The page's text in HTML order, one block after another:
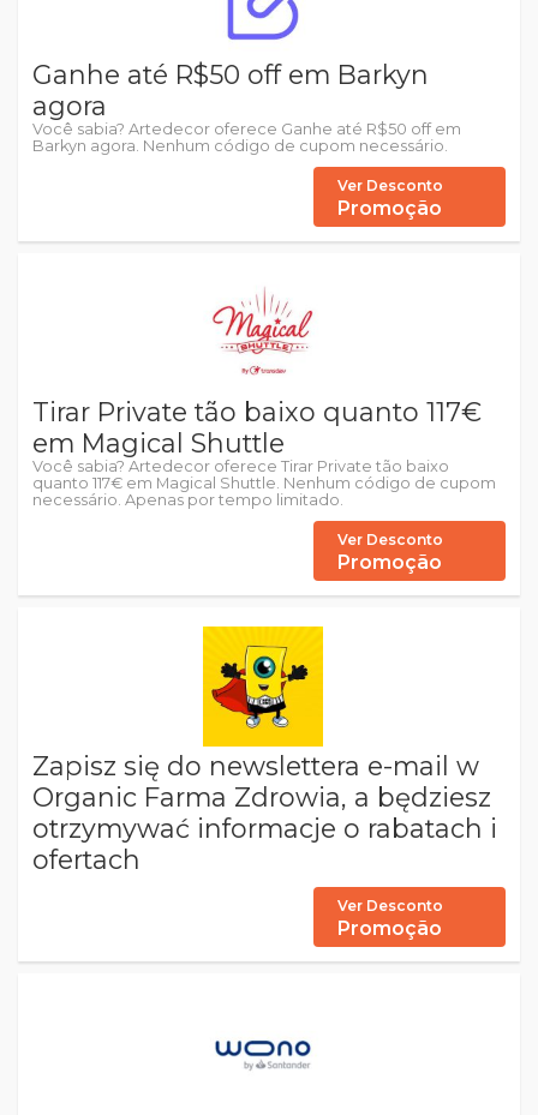
Ganhe até R$50 off em Barkyn
agora
Você sabia? Artedecor oferece Ganhe até R$50 off em
Barkyn agora. Nenhum código de cupom necessário.
Ver Desconto
Promoção
Tirar Private tão baixo quanto 117€
em Magical Shuttle
Você sabia? Artedecor oferece Tirar Private tão baixo
quanto 117€ em Magical Shuttle. Nenhum código de cupom
necessário. Apenas por tempo limitado.
Ver Desconto
Promoção
Zapisz się do newslettera e-mail w
Organic Farma Zdrowia, a będziesz
otrzymywać informacje o rabatach i
ofertach
Ver Desconto
Promoção